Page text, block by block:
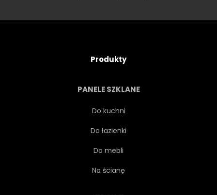
Produkty
PANELE SZKLANE
Do kuchni
Do łazienki
Do mebli
Na ścianę